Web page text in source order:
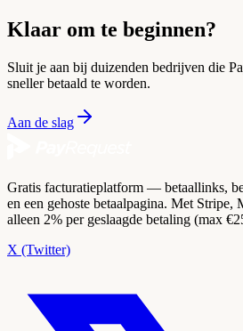
Klaar om te beginnen?
Sluit je aan bij duizenden bedrijven die
sneller betaald te worden.
Aan de slag
Gratis facturatieplatform — betaallinks,
en een gehoste betaalpagina. Met Stripe,
alleen 2% per geslaagde betaling (max
X (Twitter)